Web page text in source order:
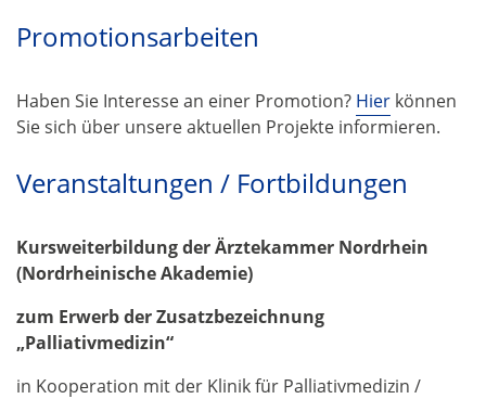
Promotionsarbeiten
Haben Sie Interesse an einer Promotion? Hier können
Sie sich über unsere aktuellen Projekte informieren.
Veranstaltungen / Fortbildungen
Kursweiterbildung der Ärztekammer Nordrhein
(Nordrheinische Akademie)
zum Erwerb der Zusatzbezeichnung
„Palliativmedizin“
in Kooperation mit der Klinik für Palliativmedizin /